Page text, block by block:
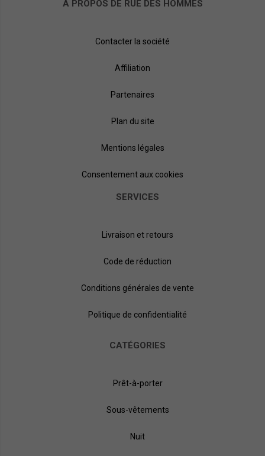
À PROPOS DE RUE DES HOMMES
Contacter la société
Affiliation
Partenaires
Plan du site
Mentions légales
Consentement aux cookies
SERVICES
Livraison et retours
Code de réduction
Conditions générales de vente
Politique de confidentialité
CATÉGORIES
Prêt-à-porter
Sous-vêtements
Nuit